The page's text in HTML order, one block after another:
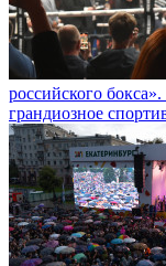
российского
грандиозное